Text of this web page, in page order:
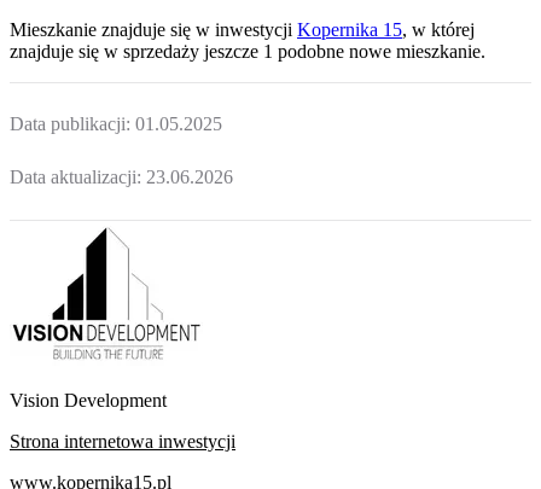
Mieszkanie znajduje się w inwestycji Kopernika 15, w której
znajduje się w sprzedaży jeszcze 1 podobne nowe mieszkanie.
Data publikacji: 01.05.2025
Data aktualizacji: 23.06.2026
Vision Development
Strona internetowa inwestycji
www.kopernika15.pl